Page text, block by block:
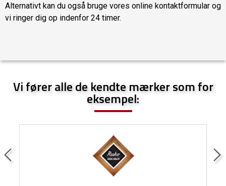
Alternativt kan du også bruge vores online kontaktformular og
vi ringer dig op indenfor 24 timer.
Vi fører alle de kendte mærker som for
eksempel: